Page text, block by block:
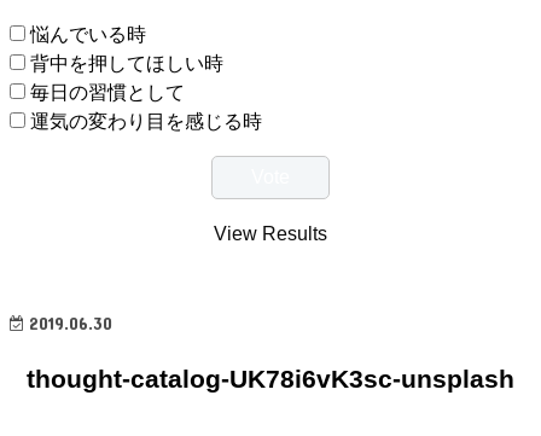
悩んでいる時
背中を押してほしい時
毎日の習慣として
運気の変わり目を感じる時
View Results
2019.06.30
thought-catalog-UK78i6vK3sc-unsplash